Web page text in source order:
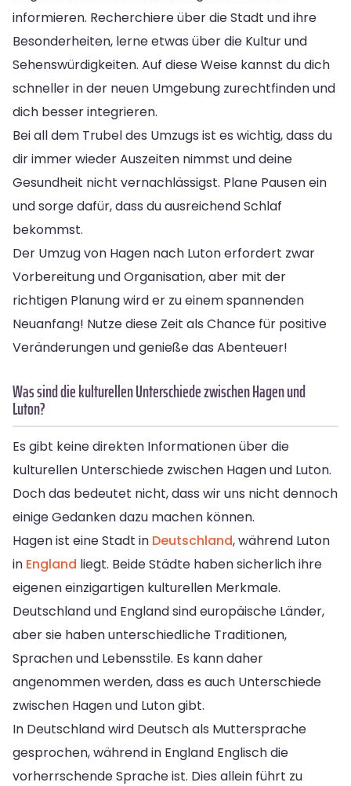
informieren. Recherchiere über die Stadt und ihre
Besonderheiten, lerne etwas über die Kultur und
Sehenswürdigkeiten. Auf diese Weise kannst du dich
schneller in der neuen Umgebung zurechtfinden und
dich besser integrieren.
Bei all dem Trubel des Umzugs ist es wichtig, dass du
dir immer wieder Auszeiten nimmst und deine
Gesundheit nicht vernachlässigst. Plane Pausen ein
und sorge dafür, dass du ausreichend Schlaf
bekommst.
Der Umzug von Hagen nach Luton erfordert zwar
Vorbereitung und Organisation, aber mit der
richtigen Planung wird er zu einem spannenden
Neuanfang! Nutze diese Zeit als Chance für positive
Veränderungen und genieße das Abenteuer!
Was sind die kulturellen Unterschiede zwischen Hagen und
Luton?
Es gibt keine direkten Informationen über die
kulturellen Unterschiede zwischen Hagen und Luton.
Doch das bedeutet nicht, dass wir uns nicht dennoch
einige Gedanken dazu machen können.
Hagen ist eine Stadt in Deutschland, während Luton
in England liegt. Beide Städte haben sicherlich ihre
eigenen einzigartigen kulturellen Merkmale.
Deutschland und England sind europäische Länder,
aber sie haben unterschiedliche Traditionen,
Sprachen und Lebensstile. Es kann daher
angenommen werden, dass es auch Unterschiede
zwischen Hagen und Luton gibt.
In Deutschland wird Deutsch als Muttersprache
gesprochen, während in England Englisch die
vorherrschende Sprache ist. Dies allein führt zu